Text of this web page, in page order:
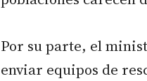
Por su parte, el
enviar equipos de